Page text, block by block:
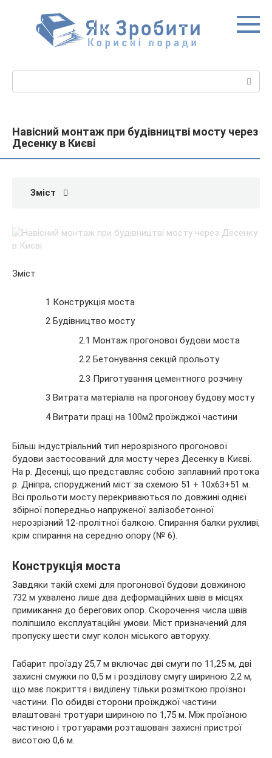
Навісний монтаж при будівництві мосту через
Десенку в Києві
Зміст
Зміст
1 Конструкція моста
2 Будівництво мосту
2.1 Монтаж прогонової будови моста
2.2 Бетонування секцій прольоту
2.3 Приготування цементного розчину
3 Витрата матеріалів на прогонову будову мосту
4 Витрати праці на 100м2 проїжджої частини
Більш індустріальний тип нерозрізного прогонової
будови застосований для мосту через Десенку в Києві.
На р. Десенці, що представляє собою заплавний протока
р. Дніпра, споруджений міст за схемою 51 + 10х63+51 м.
Всі прольоти мосту перекриваються по довжині однієї
збірної попередньо напруженої залізобетонної
нерозрізний 12-пролітної балкою. Спирання балки рухливі,
крім спирання на середню опору (№ 6).
Конструкція моста
Завдяки такій схемі для прогонової будови довжиною
732 м ухвалено лише два деформаційних швів в місцях
примикання до берегових опор. Скорочення числа швів
поліпшило експлуатаційні умови. Міст призначений для
пропуску шести смуг колон міського авторуху.
Габарит проїзду 25,7 м включає дві смуги по 11,25 м, дві
захисні смужки по 0,5 м і розділову смугу шириною 2,2 м,
що має покриття і виділену тільки розміткою проїзної
частини. По обидві сторони проїжджої частини
влаштовані тротуари шириною по 1,75 м. Між проїзною
частиною і тротуарами розташовані захисні пристрої
висотою 0,6 м.